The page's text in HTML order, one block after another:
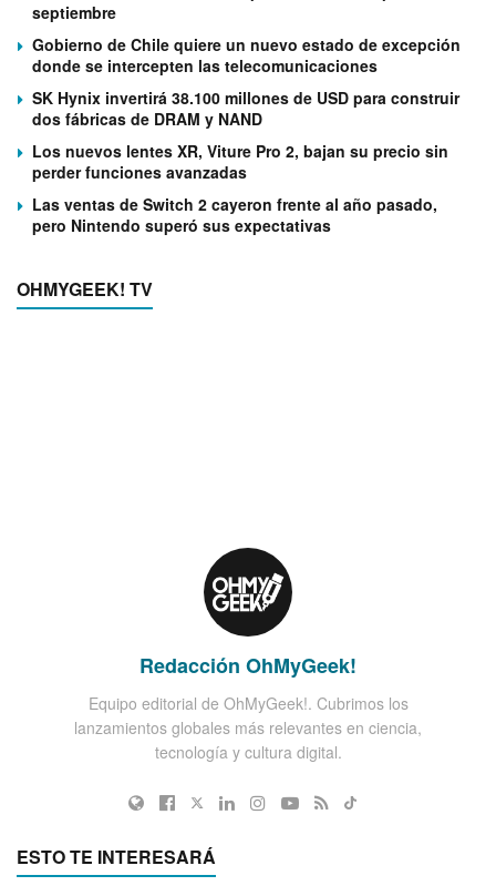
septiembre
Gobierno de Chile quiere un nuevo estado de excepción
donde se intercepten las telecomunicaciones
SK Hynix invertirá 38.100 millones de USD para construir
dos fábricas de DRAM y NAND
Los nuevos lentes XR, Viture Pro 2, bajan su precio sin
perder funciones avanzadas
Las ventas de Switch 2 cayeron frente al año pasado,
pero Nintendo superó sus expectativas
OHMYGEEK! TV
Redacción OhMyGeek!
Equipo editorial de OhMyGeek!. Cubrimos los
lanzamientos globales más relevantes en ciencia,
tecnología y cultura digital.
ESTO TE INTERESARÁ